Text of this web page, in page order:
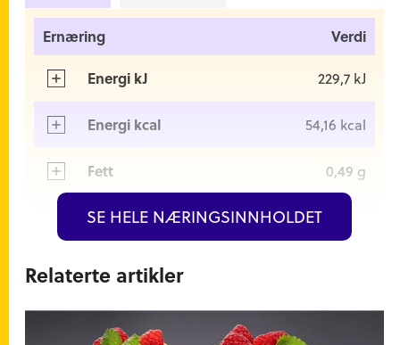
Ernæring Verdi
Energi kJ 229,7 kJ
Energi kcal 54,16 kcal
Fett 0,49 g
Hvorav mettede fettsyrer
Karbohydrater
Hvorav sukkerarter 9,54 g
SE HELE NÆRINGSINNHOLDET
Relaterte artikler